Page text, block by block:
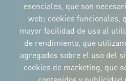
IDENTIDAD
esenciales, que son
web; cookies funcionales,
mayor facilidad de uso al
de rendimiento, que
agregados sobre el uso del
cookies de marketing, que